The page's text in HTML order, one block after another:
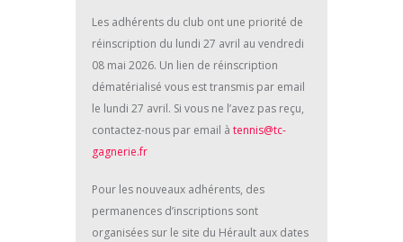
Les adhérents du club ont une priorité de
réinscription du lundi 27 avril au vendredi
08 mai 2026. Un lien de réinscription
dématérialisé vous est transmis par email
le lundi 27 avril. Si vous ne l’avez pas reçu,
contactez-nous par email à tennis@tc-
gagnerie.fr
Pour les nouveaux adhérents, des
permanences d’inscriptions sont
organisées sur le site du Hérault aux dates